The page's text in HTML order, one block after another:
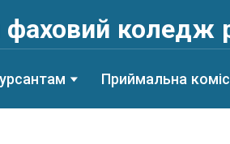
коледж
Приймальна